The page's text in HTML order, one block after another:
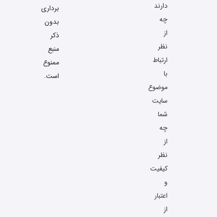
دارند
چه
از
نظر
ارتباط
با
موضوع
سایت
شما
چه
از
نظر
کیفیت
و
اعتبار
از
برداری
بدون
ذکر
منبع
ممنوع
است.